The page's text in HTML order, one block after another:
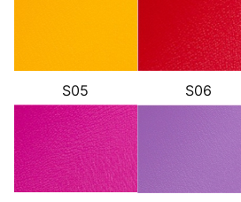
S05 S06